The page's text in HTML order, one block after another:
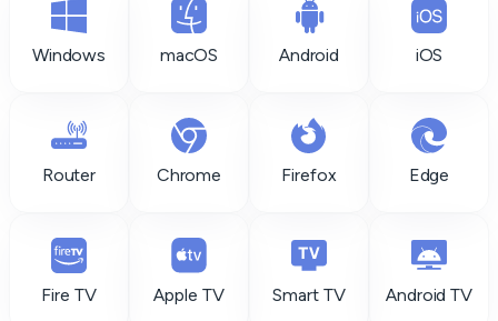
Windows macOS Android iOS
Router Chrome Firefox Edge
Fire TV Apple TV Smart TV Android TV